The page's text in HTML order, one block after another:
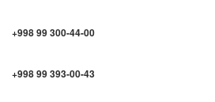
+998 99 300-44-00
+998 99 393-00-43